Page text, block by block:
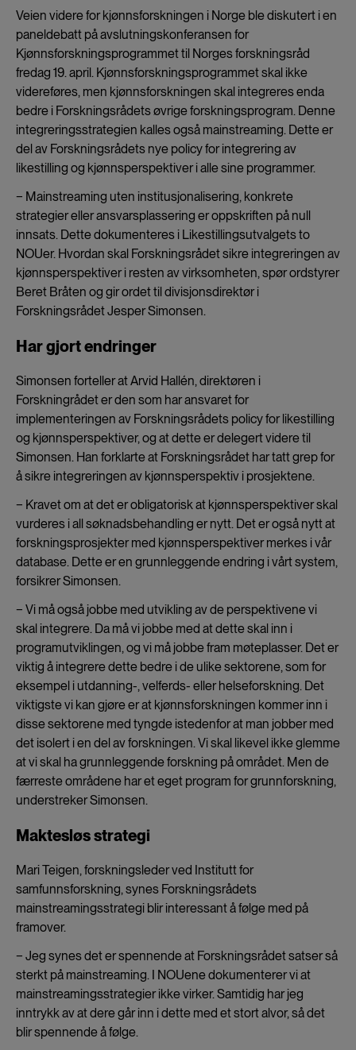
Veien videre for kjønnsforskningen i Norge ble diskutert i en
paneldebatt på avslutningskonferansen for
Kjønnsforskningsprogrammet til Norges forskningsråd
fredag 19. april. Kjønnsforskningsprogrammet skal ikke
videreføres, men kjønnsforskningen skal integreres enda
bedre i Forskningsrådets øvrige forskningsprogram. Denne
integreringsstrategien kalles også mainstreaming. Dette er
del av Forskningsrådets nye policy for integrering av
likestilling og kjønnsperspektiver i alle sine programmer.
− Mainstreaming uten institusjonalisering, konkrete
strategier eller ansvarsplassering er oppskriften på null
innsats. Dette dokumenteres i Likestillingsutvalgets to
NOUer. Hvordan skal Forskningsrådet sikre integreringen av
kjønnsperspektiver i resten av virksomheten, spør ordstyrer
Beret Bråten og gir ordet til divisjonsdirektør i
Forskningsrådet Jesper Simonsen.
Har gjort endringer
Simonsen forteller at Arvid Hallén, direktøren i
Forskningrådet er den som har ansvaret for
implementeringen av Forskningsrådets policy for likestilling
og kjønnsperspektiver, og at dette er delegert videre til
Simonsen. Han forklarte at Forskningsrådet har tatt grep for
å sikre integreringen av kjønnsperspektiv i prosjektene.
− Kravet om at det er obligatorisk at kjønnsperspektiver skal
vurderes i all søknadsbehandling er nytt. Det er også nytt at
forskningsprosjekter med kjønnsperspektiver merkes i vår
database. Dette er en grunnleggende endring i vårt system,
forsikrer Simonsen.
− Vi må også jobbe med utvikling av de perspektivene vi
skal integrere. Da må vi jobbe med at dette skal inn i
programutviklingen, og vi må jobbe fram møteplasser. Det er
viktig å integrere dette bedre i de ulike sektorene, som for
eksempel i utdanning-, velferds- eller helseforskning. Det
viktigste vi kan gjøre er at kjønnsforskningen kommer inn i
disse sektorene med tyngde istedenfor at man jobber med
det isolert i en del av forskningen. Vi skal likevel ikke glemme
at vi skal ha grunnleggende forskning på området. Men de
færreste områdene har et eget program for grunnforskning,
understreker Simonsen.
Maktesløs strategi
Mari Teigen, forskningsleder ved Institutt for
samfunnsforskning, synes Forskningsrådets
mainstreamingsstrategi blir interessant å følge med på
framover.
− Jeg synes det er spennende at Forskningsrådet satser så
sterkt på mainstreaming. I NOUene dokumenterer vi at
mainstreamingsstrategier ikke virker. Samtidig har jeg
inntrykk av at dere går inn i dette med et stort alvor, så det
blir spennende å følge.